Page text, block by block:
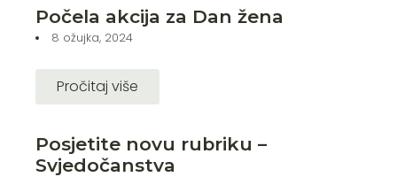
Počela akcija za Dan žena
8 ožujka, 2024
Pročitaj više
Posjetite novu rubriku –
Svjedočanstva